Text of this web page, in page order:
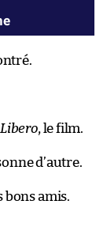
Libero, le film.
d’autre.
bons amis.